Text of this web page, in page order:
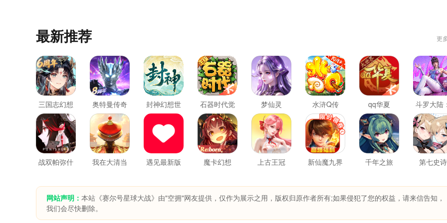
最新推荐 更
三国志幻想
大陆
奥特曼传奇
英雄
封神幻想世
界
石器时代觉
醒
梦仙灵 水浒Q传 qq华夏
斗罗大陆
猎魂世界
战双帕弥什
我在大清当
遇见最新版 魔卡幻想 上古王冠 新仙魔九界 千年之旅 第七史诗
网站声明： 本站《赛尔号星球大战》由"空拥"网友提供，仅作为展示之用，版权归原作者所有;如果侵犯了您的权益，请来信告知，
我们会尽快删除。